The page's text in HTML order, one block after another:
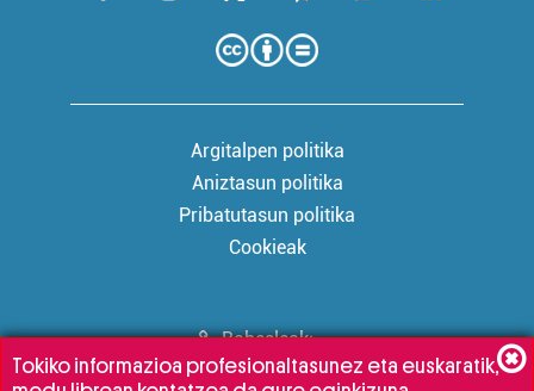
Argitalpen politika
Aniztasun politika
Pribatutasun politika
Cookieak
Babesleak:
Tokiko informazioa profesionaltasunez eta euskaratik,